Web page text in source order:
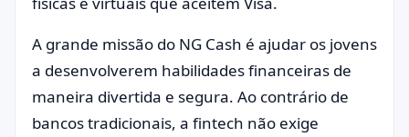
A grande missão do NG Cash é ajudar os jovens
a desenvolverem habilidades financeiras de
maneira divertida e segura. Ao contrário de
bancos tradicionais, a fintech não exige